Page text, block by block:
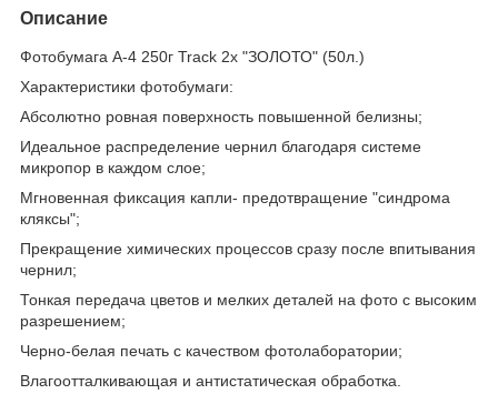
Описание
Фотобумага А-4 250г Track 2х "ЗОЛОТО" (50л.)
Характеристики фотобумаги:
Абсолютно ровная поверхность повышенной белизны;
Идеальное распределение чернил благодаря системе
микропор в каждом слое;
Мгновенная фиксация капли- предотвращение "синдрома
кляксы";
Прекращение химических процессов сразу после впитывания
чернил;
Тонкая передача цветов и мелких деталей на фото с высоким
разрешением;
Черно-белая печать с качеством фотолаборатории;
Влагоотталкивающая и антистатическая обработка.